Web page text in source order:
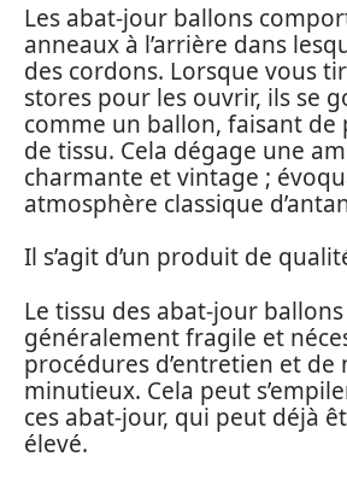
Les abat-jour ballons
anneaux à l’arrière dans
des cordons. Lorsque vous
stores pour les ouvrir, ils se
comme un ballon, faisant de
de tissu. Cela dégage une
charmante et vintage ;
atmosphère classique
Il s’agit d’un produit de
Le tissu des abat-jour
généralement fragile et
procédures d’entretien et de
minutieux. Cela peut
ces abat-jour, qui peut déjà
élevé.